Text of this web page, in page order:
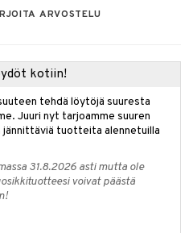
ARVOSTELU
kotiin!
tehdä löytöjä suuresta
Juuri nyt tarjoamme suuren
jännittäviä tuotteita alennetuilla
31.8.2026 asti mutta ole
voivat päästä